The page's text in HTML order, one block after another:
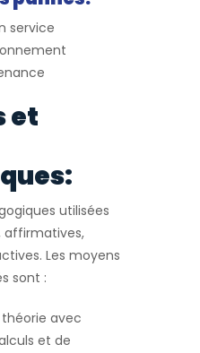
service
et
utilisées
affirmatives,
Les moyens
sont :
avec
et de